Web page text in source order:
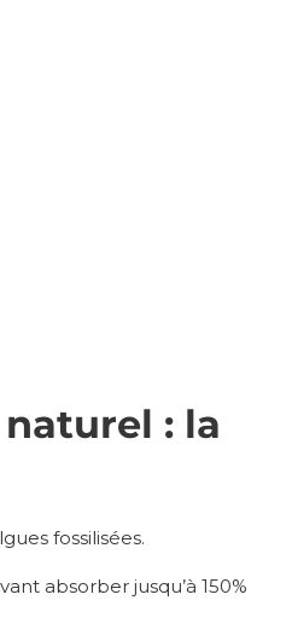
: la
fossilisées.
absorber jusqu’à 150%